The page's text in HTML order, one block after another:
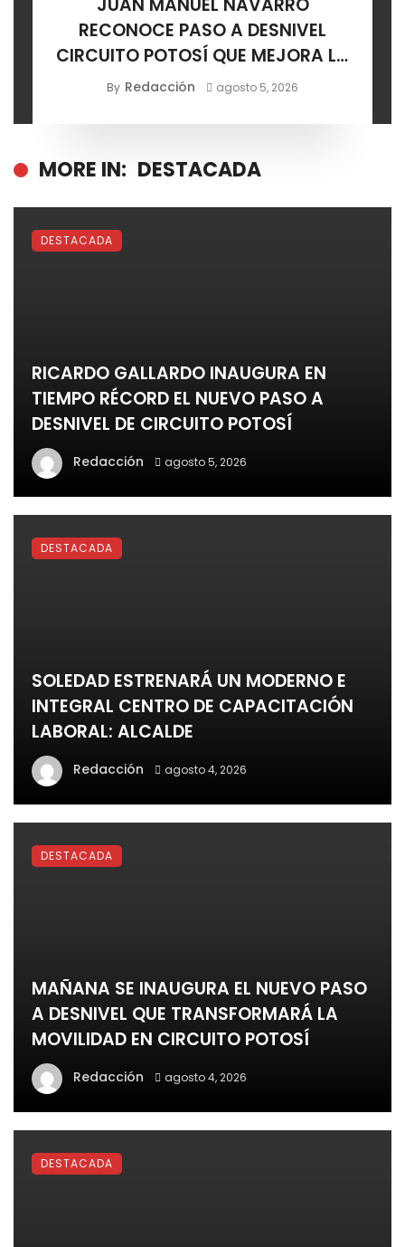
JUAN MANUEL NAVARRO
RECONOCE PASO A DESNIVEL
CIRCUITO POTOSÍ QUE MEJORA LA
MOVILIDAD METROPOLITANA
By Redacción agosto 5, 2026
MORE IN: DESTACADA
RICARDO GALLARDO INAUGURA EN
TIEMPO RÉCORD EL NUEVO PASO A
DESNIVEL DE CIRCUITO POTOSÍ
Redacción agosto 5, 2026
DESTACADA
SOLEDAD ESTRENARÁ UN MODERNO E
INTEGRAL CENTRO DE CAPACITACIÓN
LABORAL: ALCALDE
Redacción agosto 4, 2026
DESTACADA
MAÑANA SE INAUGURA EL NUEVO PASO
A DESNIVEL QUE TRANSFORMARÁ LA
MOVILIDAD EN CIRCUITO POTOSÍ
Redacción agosto 4, 2026
DESTACADA
DESTACADA